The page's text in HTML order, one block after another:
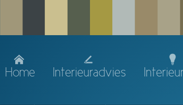
Home Interieuradvies